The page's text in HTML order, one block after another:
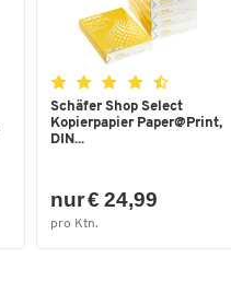
Schäfer Shop Select
Kopierpapier Paper@Print,
DIN...
nur € 24,99
pro Ktn.